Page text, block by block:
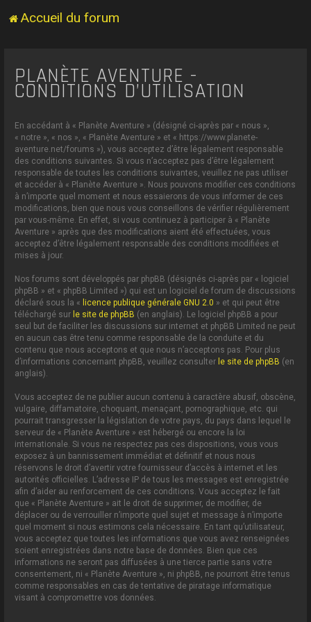
Accueil du forum
PLANÈTE AVENTURE -
CONDITIONS D’UTILISATION
En accédant à « Planète Aventure » (désigné ci-après par « nous »,
« notre », « nos », « Planète Aventure » et « https://www.planete-
aventure.net/forums »), vous acceptez d’être légalement responsable
des conditions suivantes. Si vous n’acceptez pas d’être légalement
responsable de toutes les conditions suivantes, veuillez ne pas utiliser
et accéder à « Planète Aventure ». Nous pouvons modifier ces conditions
à n’importe quel moment et nous essaierons de vous informer de ces
modifications, bien que nous vous conseillons de vérifier régulièrement
par vous-même. En effet, si vous continuez à participer à « Planète
Aventure » après que des modifications aient été effectuées, vous
acceptez d’être légalement responsable des conditions modifiées et
mises à jour.
Nos forums sont développés par phpBB (désignés ci-après par « logiciel
phpBB » et « phpBB Limited ») qui est un logiciel de forum de discussions
déclaré sous la « licence publique générale GNU 2.0 » et qui peut être
téléchargé sur le site de phpBB (en anglais). Le logiciel phpBB a pour
seul but de faciliter les discussions sur internet et phpBB Limited ne peut
en aucun cas être tenu comme responsable de la conduite et du
contenu que nous acceptons et que nous n’acceptons pas. Pour plus
d’informations concernant phpBB, veuillez consulter le site de phpBB (en
anglais).
Vous acceptez de ne publier aucun contenu à caractère abusif, obscène,
vulgaire, diffamatoire, choquant, menaçant, pornographique, etc. qui
pourrait transgresser la législation de votre pays, du pays dans lequel le
serveur de « Planète Aventure » est hébergé ou encore la loi
internationale. Si vous ne respectez pas ces dispositions, vous vous
exposez à un bannissement immédiat et définitif et nous nous
réservons le droit d’avertir votre fournisseur d’accès à internet et les
autorités officielles. L’adresse IP de tous les messages est enregistrée
afin d’aider au renforcement de ces conditions. Vous acceptez le fait
que « Planète Aventure » ait le droit de supprimer, de modifier, de
déplacer ou de verrouiller n’importe quel sujet et message à n’importe
quel moment si nous estimons cela nécessaire. En tant qu’utilisateur,
vous acceptez que toutes les informations que vous avez renseignées
soient enregistrées dans notre base de données. Bien que ces
informations ne seront pas diffusées à une tierce partie sans votre
consentement, ni « Planète Aventure », ni phpBB, ne pourront être tenus
comme responsables en cas de tentative de piratage informatique
visant à compromettre vos données.